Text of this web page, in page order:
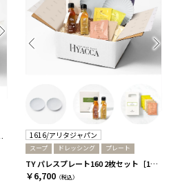
レッシング+パスタ 1616/アリタジャパン
スープ ドレッシング プレート
TY パレスプレート160 2枚セット［1616/アリタジャパン］+ドレッシング+スープ
￥6,700 （税込）